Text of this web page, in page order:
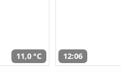
11,0 °C 12:06